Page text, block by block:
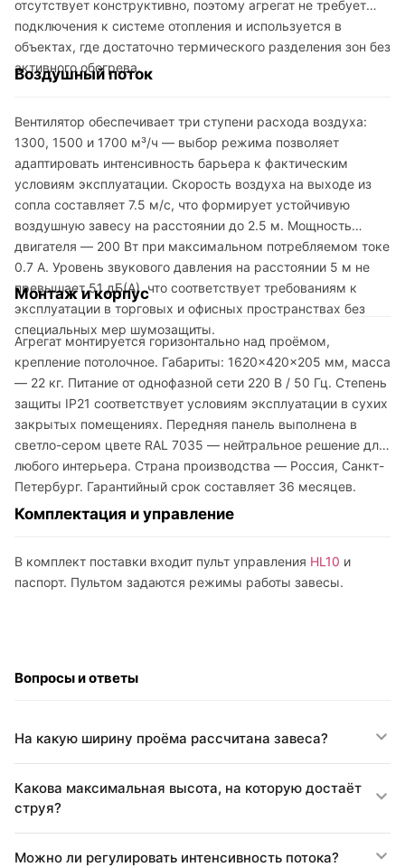
отсутствует конструктивно, поэтому агрегат не требует
подключения к системе отопления и используется в
объектах, где достаточно термического разделения зон без
активного обогрева.
Воздушный поток
Вентилятор обеспечивает три ступени расхода воздуха:
1300, 1500 и 1700 м³/ч — выбор режима позволяет
адаптировать интенсивность барьера к фактическим
условиям эксплуатации. Скорость воздуха на выходе из
сопла составляет 7.5 м/с, что формирует устойчивую
воздушную завесу на расстоянии до 2.5 м. Мощность
двигателя — 200 Вт при максимальном потребляемом токе
0.7 А. Уровень звукового давления на расстоянии 5 м не
превышает 51 дБ(А), что соответствует требованиям к
эксплуатации в торговых и офисных пространствах без
специальных мер шумозащиты.
Монтаж и корпус
Агрегат монтируется горизонтально над проёмом,
крепление потолочное. Габариты: 1620×420×205 мм, масса
— 22 кг. Питание от однофазной сети 220 В / 50 Гц. Степень
защиты IP21 соответствует условиям эксплуатации в сухих
закрытых помещениях. Передняя панель выполнена в
светло-сером цвете RAL 7035 — нейтральное решение для
любого интерьера. Страна производства — Россия, Санкт-
Петербург. Гарантийный срок составляет 36 месяцев.
Комплектация и управление
В комплект поставки входит пульт управления HL10 и
паспорт. Пультом задаются режимы работы завесы.
Вопросы и ответы
На какую ширину проёма рассчитана завеса?
Какова максимальная высота, на которую достаёт
струя?
Можно ли регулировать интенсивность потока?